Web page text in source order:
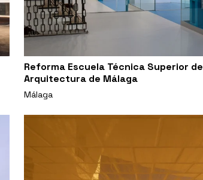
Reforma Escuela Técnica Superior de
Arquitectura de Málaga
Málaga